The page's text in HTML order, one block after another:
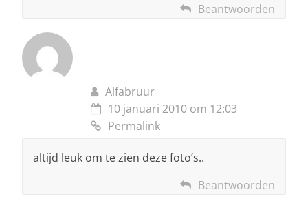
Beantwoorden
Alfabruur
10 januari 2010 om 12:03
Permalink
altijd leuk om te zien deze foto’s..
Beantwoorden